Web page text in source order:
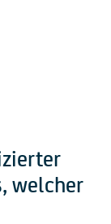
welcher